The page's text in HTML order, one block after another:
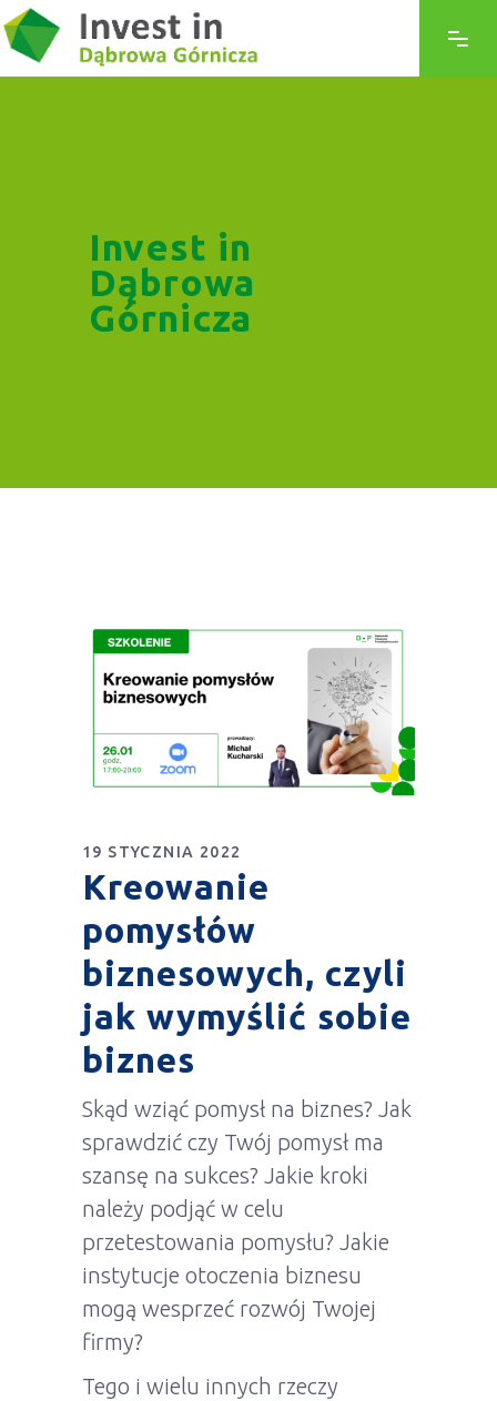
Invest in
Dąbrowa
Górnicza
19 STYCZNIA 2022
Kreowanie
pomysłów
biznesowych, czyli
jak wymyślić sobie
biznes
Skąd wziąć pomysł na biznes? Jak
sprawdzić czy Twój pomysł ma
szansę na sukces? Jakie kroki
należy podjąć w celu
przetestowania pomysłu? Jakie
instytucje otoczenia biznesu
mogą wesprzeć rozwój Twojej
firmy?
Tego i wielu innych rzeczy